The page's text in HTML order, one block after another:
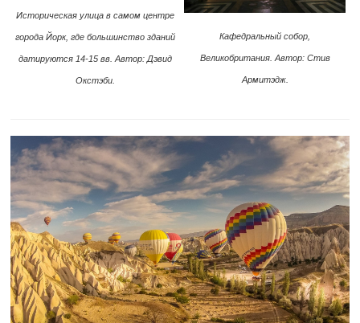
Историческая улица в самом центре
города Йорк, где большинство зданий
датируются 14-15 вв. Автор: Дэвид
Окстэби.
Кафедральный собор,
Великобритания. Автор: Стив
Армитэдж.